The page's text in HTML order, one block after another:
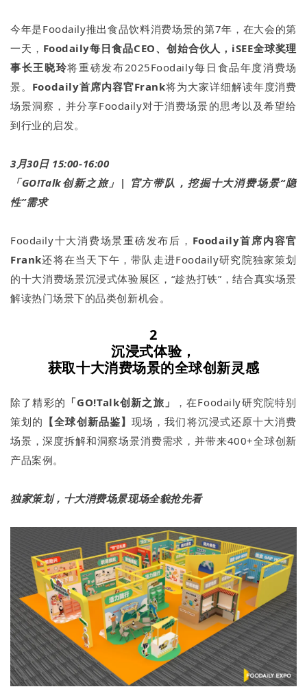
今年是Foodaily推出食品饮料消费场景的第7年，在大会的第
一天， Foodaily每日食品CEO、创始合伙人，iSEE全球奖理
事长王晓玲将重磅发布2025Foodaily每日食品年度消费场
景。 Foodaily首席内容官Frank将为大家详细解读年度消费
场景洞察，并分享Foodaily对于消费场景的思考以及希望给
到行业的启发。
3月30日 15:00-16:00
「GO!Talk创新之旅」| 官方带队，挖掘十大消费场景“隐
性”需求
Foodaily十大消费场景重磅发布后， Foodaily首席内容官
Frank还将在当天下午，带队走进Foodaily研究院独家策划
的十大消费场景沉浸式体验展区，“趁热打铁”，结合真实场景
解读热门场景下的品类创新机会。
2
沉浸式体验，
获取十大消费场景的全球创新灵感
除了精彩的 「GO!Talk创新之旅」
，在Foodaily研究院特别
策划的 【全球创新品鉴】现场，我们将沉浸式还原十大消费
场景，深度拆解和洞察场景消费需求，并带来400+全球创新
产品案例。
独家策划，十大消费场景现场全貌抢先看